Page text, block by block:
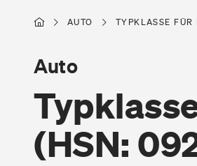
AUTO TYPKLASSE
(HSN:
Auto